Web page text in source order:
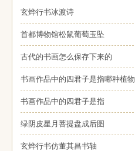
玄烨行书冰渡诗
首都博物馆松鼠葡萄玉坠
古代的书画怎么保存下来的
书画作品中的四君子是指哪种植物
书画作品中的四君子是指
绿阴皮星月菩提盘成后图
玄烨行书仿董其昌书轴